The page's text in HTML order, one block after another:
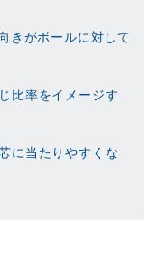
きがボールに対して
比率をイメージす
に当たりやすくな